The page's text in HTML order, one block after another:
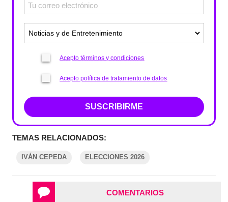
Acepto términos y condiciones
Acepto política de tratamiento de datos
SUSCRIBIRME
TEMAS RELACIONADOS:
IVÁN CEPEDA ELECCIONES 2026
COMENTARIOS